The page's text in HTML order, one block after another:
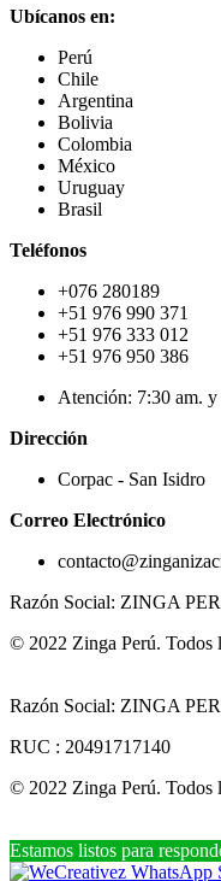
Ubícanos en:
Perú
Chile
Argentina
Bolivia
Colombia
México
Uruguay
Brasil
Teléfonos
+076 280189
+51 976 990 371
+51 976 333 012
+51 976 950 386
Atención: 7:30 am. y
Dirección
Corpac - San Isidro
Correo Electrónico
Razón Social: ZINGA
© 2022 Zinga Perú. Todos
Razón Social: ZINGA
RUC : 20491717140
© 2022 Zinga Perú. Todos
Estamos listos para